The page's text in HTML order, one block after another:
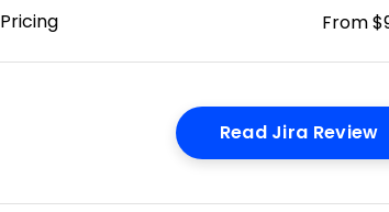
Pricing From
Read Jira Review